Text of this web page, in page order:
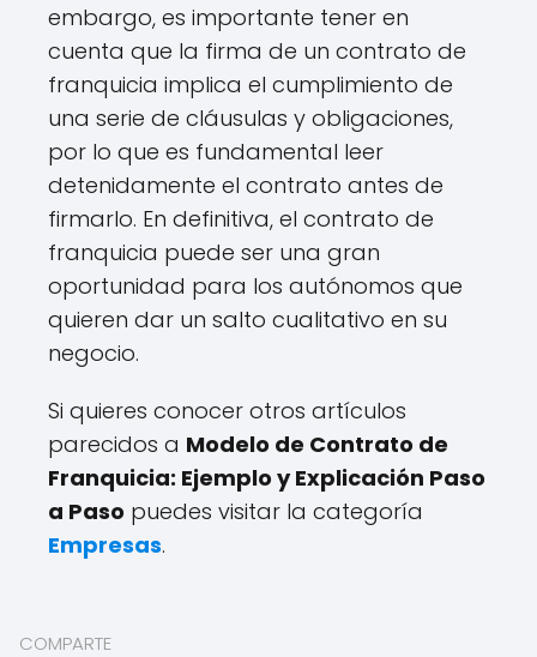
embargo, es importante tener en
cuenta que la firma de un contrato de
franquicia implica el cumplimiento de
una serie de cláusulas y obligaciones,
por lo que es fundamental leer
detenidamente el contrato antes de
firmarlo. En definitiva, el contrato de
franquicia puede ser una gran
oportunidad para los autónomos que
quieren dar un salto cualitativo en su
negocio.
Si quieres conocer otros artículos
parecidos a Modelo de Contrato de
Franquicia: Ejemplo y Explicación Paso
a Paso puedes visitar la categoría
Empresas.
COMPARTE